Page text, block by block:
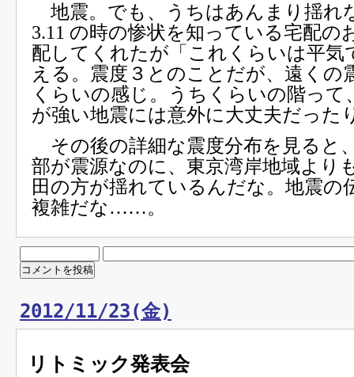
地震。でも、うちはあんまり揺れ
3.11 の時の惨状を知っている宅配の
配してくれたが「これくらいは平気
える。震度３とのことだが、遠くの
くらいの感じ。うちくらいの階って
が強い地震には意外に大丈夫だった
その後の詳細な震度分布を見ると
部が震源なのに、東京湾岸地域より
田の方が揺れているんだな。地震の
複雑だな……。
2012/11/23(金)
リトミック発表会